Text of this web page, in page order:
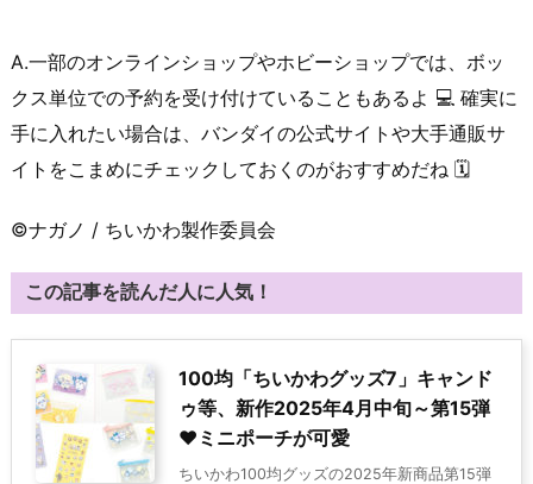
A.一部のオンラインショップやホビーショップでは、ボッ
クス単位での予約を受け付けていることもあるよ 💻 確実に
手に入れたい場合は、バンダイの公式サイトや大手通販サ
イトをこまめにチェックしておくのがおすすめだね 🗓️
©ナガノ / ちいかわ製作委員会
この記事を読んだ人に人気！
100均「ちいかわグッズ7」キャンド
ゥ等、新作2025年4月中旬～第15弾
♥ミニポーチが可愛
ちいかわ100均グッズの2025年新商品第15弾